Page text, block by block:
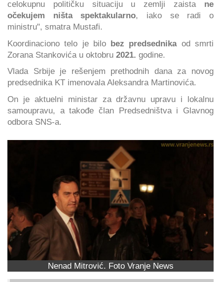
celokupnu političku situaciju u zemlji zaista ne
očekujem ništa spektakularno, iako se radi o
ministru", smatra Mustafi.
Koordinaciono telo je bilo bez predsednika od smrti
Zorana Stankovića u oktobru 2021. godine.
Vlada Srbije je rešenjem prethodnih dana za novog
predsednika KT imenovala Aleksandra Martinovića.
On je aktuelni ministar za državnu upravu i lokalnu
samoupravu, a takođe član Predsedništva i Glavnog
odbora SNS-a.
Nenad Mitrović. Foto Vranje News